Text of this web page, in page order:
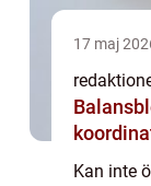
17 maj
Kan inte